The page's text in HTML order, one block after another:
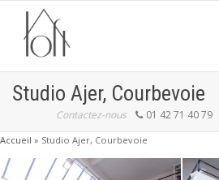
Studio Ajer, Courbevoie
Contactez-nous 01 42 71 40 79
Accueil » Studio Ajer, Courbevoie